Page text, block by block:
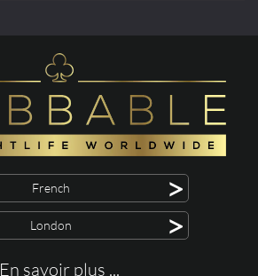
French >
London >
En savoir plus ...